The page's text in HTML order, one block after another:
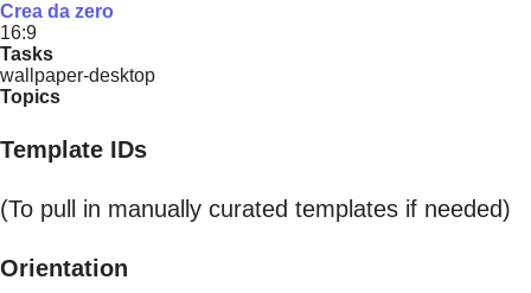
Crea da zero
16:9
Tasks
wallpaper-desktop
Topics
Template IDs
(To pull in manually curated templates if needed)
Orientation